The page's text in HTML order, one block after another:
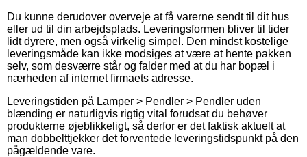
Du kunne derudover overveje at få varerne sendt til dit hus
eller ud til din arbejdsplads. Leveringsformen bliver til tider
lidt dyrere, men også virkelig simpel. Den mindst kostelige
leveringsmåde kan ikke modsiges at være at hente pakken
selv, som desværre står og falder med at du har bopæl i
nærheden af internet firmaets adresse.
Leveringstiden på Lamper > Pendler > Pendler uden
blænding er naturligvis rigtig vital forudsat du behøver
produkterne øjeblikkeligt, så derfor er det faktisk aktuelt at
man dobbelttjekker det forventede leveringstidspunkt på den
pågældende vare.